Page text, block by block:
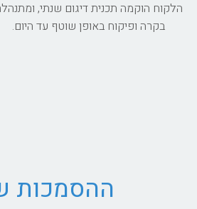
הלקוח הוקמה תכנית דיגום שנתי,
בקרה ופיקוח באופן שוטף עד היום.
ההסמכות